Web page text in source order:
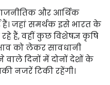
और आर्थिक
हैं। जहां समर्थक इसे भारत के
हैं, वहीं कुछ विशेषज्ञ कृषि
को लेकर सावधानी
दिनों में दोनों देशों के
नजरें टिकी रहेंगी।